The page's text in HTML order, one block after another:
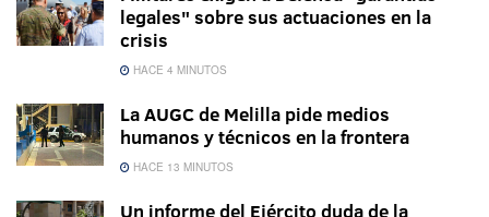
legales" sobre sus actuaciones en la
crisis
HACE 4 MINUTOS
La AUGC de Melilla pide medios
humanos y técnicos en la frontera
HACE 13 MINUTOS
Un informe del Ejército duda de la